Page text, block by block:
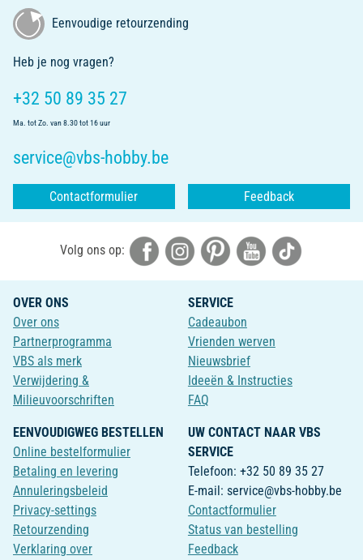
Eenvoudige retourzending
Heb je nog vragen?
+32 50 89 35 27
Ma. tot Zo. van 8.30 tot 16 uur
service@vbs-hobby.be
Contactformulier Feedback
Volg ons op:
OVER ONS
Over ons
Partnerprogramma
VBS als merk
Verwijdering &
Milieuvoorschriften
SERVICE
Cadeaubon
Vrienden werven
Nieuwsbrief
Ideeën & Instructies
FAQ
EENVOUDIGWEG BESTELLEN
Online bestelformulier
Betaling en levering
Annuleringsbeleid
Privacy-settings
Retourzending
Verklaring over
UW CONTACT NAAR VBS
SERVICE
Telefoon: +32 50 89 35 27
E-mail: service@vbs-hobby.be
Contactformulier
Status van bestelling
Feedback